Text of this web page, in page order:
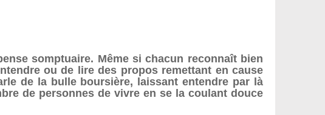
somptuaire. Même si chacun reconnaît bien
ou de lire des propos remettant en cause
de la bulle boursière, laissant entendre par là
de personnes de vivre en se la coulant douce